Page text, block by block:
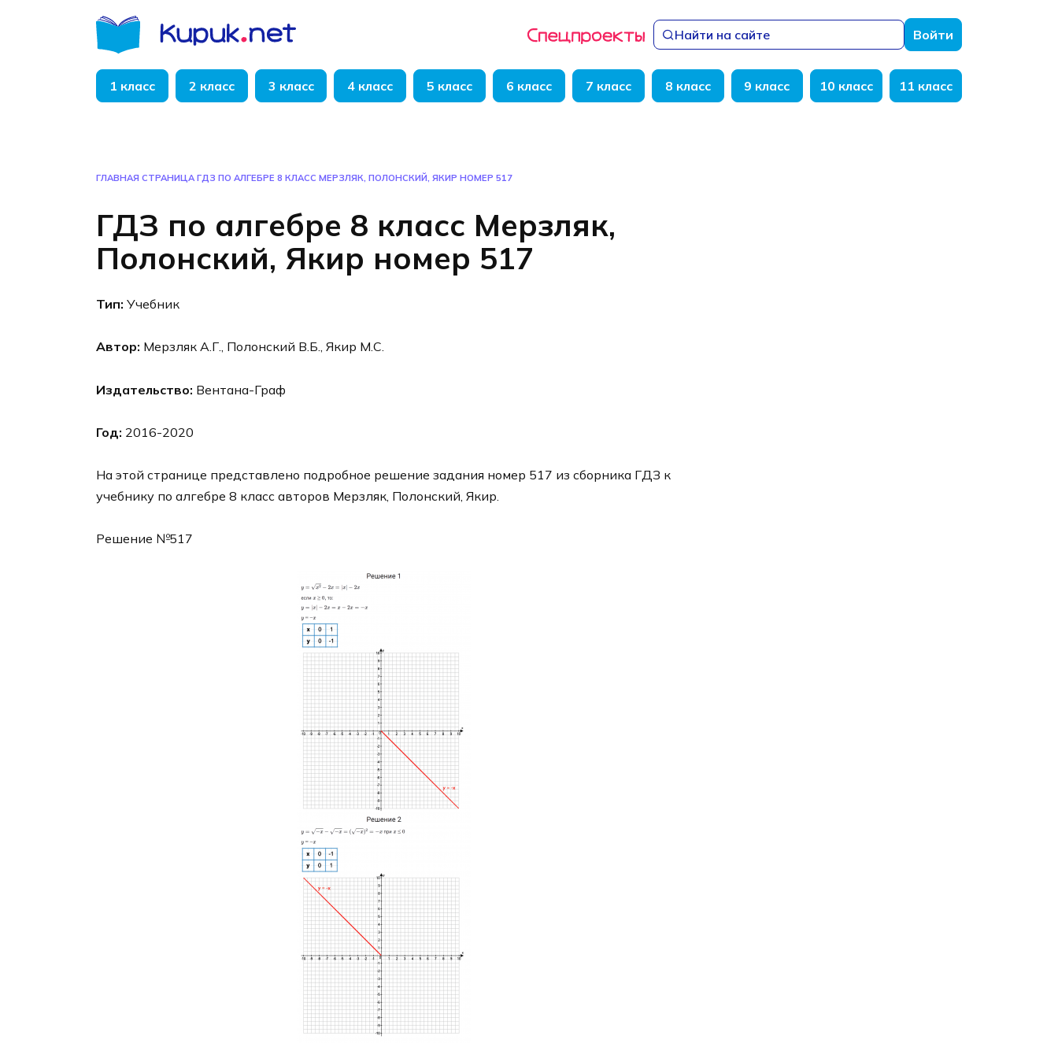
Найти на сайте Войти
1 класс 2 класс 3 класс 4 класс 5 класс 6 класс 7 класс 8 класс 9 класс 10 класс 11 класс
ГЛАВНАЯ СТРАНИЦА ГДЗ ПО АЛГЕБРЕ 8 КЛАСС МЕРЗЛЯК, ПОЛОНСКИЙ, ЯКИР НОМЕР 517
ГДЗ по алгебре 8 класс Мерзляк,
Полонский, Якир номер 517
Тип: Учебник
Автор: Мерзляк А.Г., Полонский В.Б., Якир М.С.
Издательство: Вентана-Граф
Год: 2016-2020
На этой странице представлено подробное решение задания номер 517 из сборника ГДЗ к
учебнику по алгебре 8 класс авторов Мерзляк, Полонский, Якир.
Решение №517